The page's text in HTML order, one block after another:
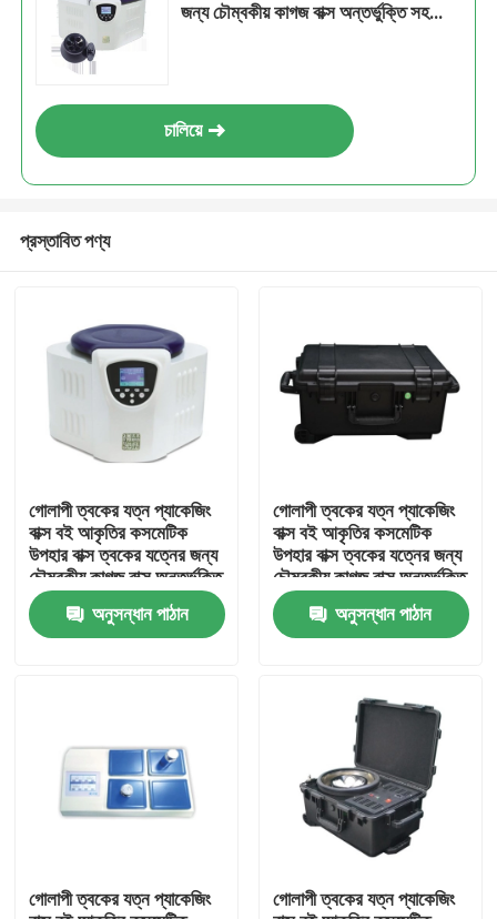
ভিডিও
জন্য চৌম্বকীয় কাগজ বাক্স অন্তর্ভুক্তি সহ
চালিয়ে
প্রস্তাবিত পণ্য
গোলাপী ত্বকের যত্ন প্যাকেজিং
বাক্স বই আকৃতির কসমেটিক
উপহার বাক্স ত্বকের যত্নের জন্য
চৌম্বকীয় কাগজ বাক্স অন্তর্ভুক্তি
সহ কসমেটিক বোতল
অনুসন্ধান পাঠান
গোলাপী ত্বকের যত্ন প্যাকেজিং
বাক্স বই আকৃতির কসমেটিক
উপহার বাক্স ত্বকের যত্নের জন্য
চৌম্বকীয় কাগজ বাক্স অন্তর্ভুক্তি
সহ কসমেটিক বোতল
অনুসন্ধান পাঠান
গোলাপী ত্বকের যত্ন প্যাকেজিং
গোলাপী ত্বকের যত্ন প্যাকেজিং